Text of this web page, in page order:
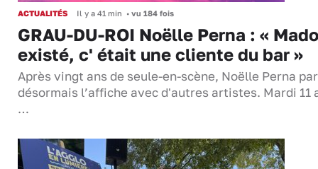
ACTUALITÉS Il y a 41 min • vu 184 fois
GRAU-DU-ROI Noëlle Perna : «
existé, c' était une cliente du bar »
Après vingt ans de seule-en-scène, Noëlle Perna
désormais l’affiche avec d'autres artistes. Mardi 11
…